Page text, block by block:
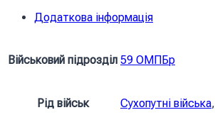
Якова
ЗСУ
кількість
Додаткова інформація
Військовий підрозділ 59 ОМПБр
Рід військ Сухопутні війська,